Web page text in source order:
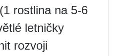
rostlina na 5-6
letničky
rozvoji